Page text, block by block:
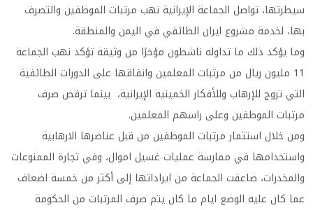
سيطرتها، تواصل الجماعة الإيرانية نهب مرتبات الموظفين والتصرف
بها، لخدمة مشروع ايران الطائفي في اليمن والمنطقة.
وما يؤكد ذلك ما تداوله ناشطون مؤخرًا من وثيقة تؤكد نهب الجماعة
11 مليون ريال من مرتبات المعلمين وانفاقها على الدورات الطائفية
التي تروج للإرهاب وللأفكار الخمينية الإيرانية، بينما ترفض صرف
مرتبات الموظفين وعلى راسهم المعلمين.
ومن خلال استثمار مرتبات الموظفين من قبل عناصرها الارهابية
واستخدامها في ممارسة عمليات غسيل اموال، وفي تجارة الممنوعات
والمخدرات، ضاعفت الجماعة من ايراداتها إلى أكثر من خمسة اضعاف
عما كان عليه الوضع ايام ما كان يتم صرف المرتبات من الحكومة